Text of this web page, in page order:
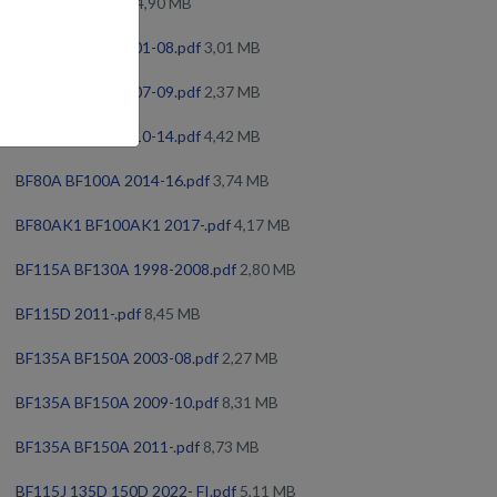
BF75A BF90A 2001-08.pdf3,01 MB
BF75D BF90D 2007-09.pdf2,37 MB
BF75D BF90D 2010-14.pdf4,42 MB
BF80A BF100A 2014-16.pdf3,74 MB
BF80AK1 BF100AK1 2017-.pdf4,17 MB
BF115A BF130A 1998-2008.pdf2,80 MB
BF115D 2011-.pdf8,45 MB
BF135A BF150A 2003-08.pdf2,27 MB
BF135A BF150A 2009-10.pdf8,31 MB
BF135A BF150A 2011-.pdf8,73 MB
BF115J 135D 150D 2022- FI.pdf5,11 MB